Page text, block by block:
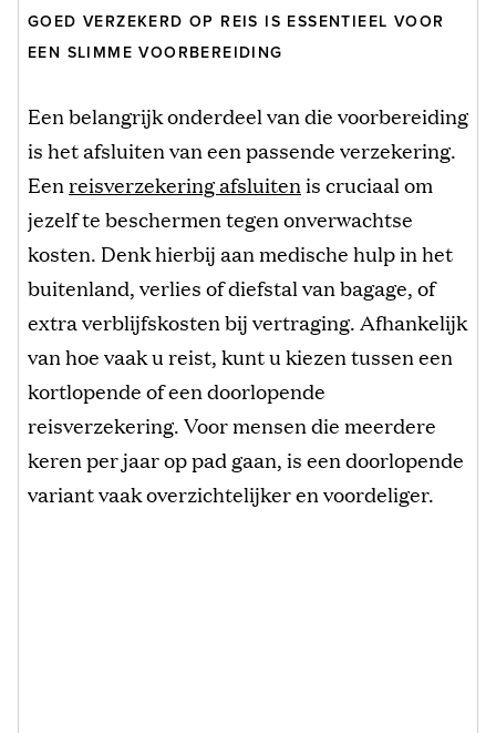
GOED VERZEKERD OP REIS IS ESSENTIEEL VOOR
EEN SLIMME VOORBEREIDING
Een belangrijk onderdeel van die voorbereiding
is het afsluiten van een passende verzekering.
Eenreisverzekering afsluitenis cruciaal om
jezelf te beschermen tegen onverwachtse
kosten. Denk hierbij aan medische hulp in het
buitenland, verlies of diefstal van bagage, of
extra verblijfskosten bij vertraging. Afhankelijk
van hoe vaak u reist, kunt u kiezen tussen een
kortlopende of een doorlopende
reisverzekering. Voor mensen die meerdere
keren per jaar op pad gaan, is een doorlopende
variant vaak overzichtelijker en voordeliger.